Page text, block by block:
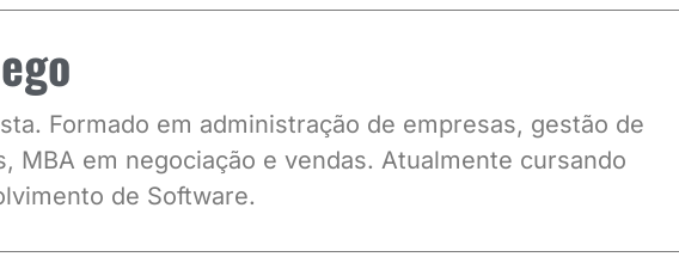
Formado em administração de empresas, gestão de
MBA em negociação e vendas. Atualmente cursando
de Software.